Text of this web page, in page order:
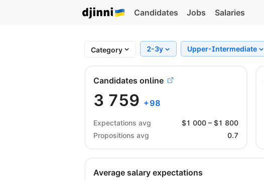
Candidates Jobs Salaries
Category 2-3y Upper-Intermediate
Candidates online
3 759 +98
Expectations avg $1 000 – $1 800
Propositions avg
0.7
Average salary expectations